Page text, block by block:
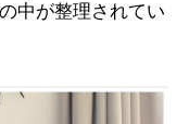
中が整理されてい